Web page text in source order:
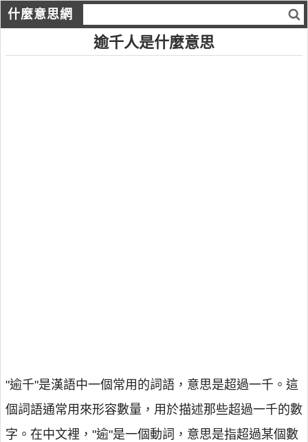
什麼意思網
逾千人是什麼意思
"逾千"是漢語中一個常用的詞語，意思是超過一千。這
個詞語通常用來形容數量，用於描述那些超過一千的數
字。在中文裡，"逾"是一個動詞，意思是指超過某個數